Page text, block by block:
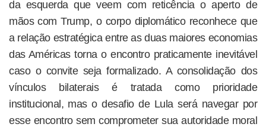
da esquerda que veem com reticência o aperto de
mãos com Trump, o corpo diplomático reconhece que
a relação estratégica entre as duas maiores economias
das Américas torna o encontro praticamente inevitável
caso o convite seja formalizado. A consolidação dos
vínculos bilaterais é tratada como prioridade
institucional, mas o desafio de Lula será navegar por
esse encontro sem comprometer sua autoridade moral